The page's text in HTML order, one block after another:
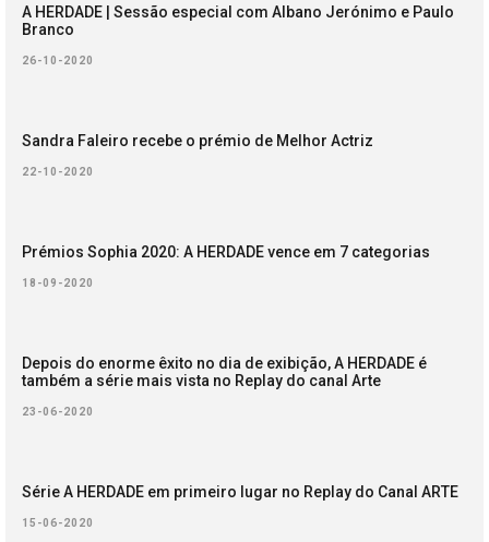
A HERDADE | Sessão especial com Albano Jerónimo e Paulo
Branco
26-10-2020
Sandra Faleiro recebe o prémio de Melhor Actriz
22-10-2020
Prémios Sophia 2020: A HERDADE vence em 7 categorias
18-09-2020
Depois do enorme êxito no dia de exibição, A HERDADE é
também a série mais vista no Replay do canal Arte
23-06-2020
Série A HERDADE em primeiro lugar no Replay do Canal ARTE
15-06-2020